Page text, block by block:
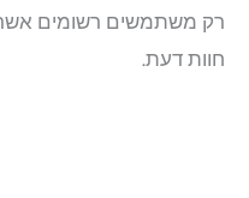
רק משתמשים רשומים אשר
חוות דעת.